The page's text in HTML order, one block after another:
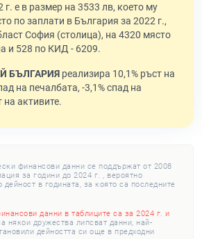
г. е в размер на 3533 лв, което му
по заплати в България за 2022 г.,
София (столица), на 4320 място
и 528 по КИД - 6209.
БЪЛГАРИЯ реализира 10,1% ръст на
на печалбата, -3,1% спад на
на активите.
финансови данни се поддържат от 2008
за години до 2024 г. , вероятно
дейност в годината, за която са последните
данни в таблиците са за 2024 г. и
някои дружества липсват данни, най-
дейността си още в предходни